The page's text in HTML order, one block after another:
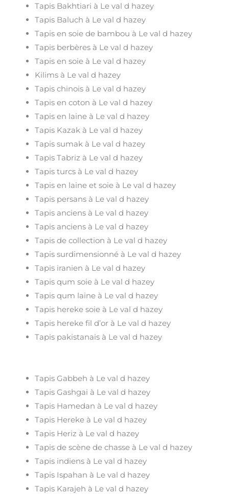
Tapis Bakhtiari à Le val d hazey
Tapis Baluch à Le val d hazey
Tapis en soie de bambou à Le val d hazey
Tapis berbères à Le val d hazey
Tapis en soie à Le val d hazey
Kilims à Le val d hazey
Tapis chinois à Le val d hazey
Tapis en coton à Le val d hazey
Tapis en laine à Le val d hazey
Tapis Kazak à Le val d hazey
Tapis sumak à Le val d hazey
Tapis Tabriz à Le val d hazey
Tapis turcs à Le val d hazey
Tapis en laine et soie à Le val d hazey
Tapis persans à Le val d hazey
Tapis anciens à Le val d hazey
Tapis anciens à Le val d hazey
Tapis de collection à Le val d hazey
Tapis surdimensionné à Le val d hazey
Tapis iranien à Le val d hazey
Tapis qum soie à Le val d hazey
Tapis qum laine à Le val d hazey
Tapis hereke soie à Le val d hazey
Tapis hereke fil d’or à Le val d hazey
Tapis pakistanais à Le val d hazey
Tapis Gabbeh à Le val d hazey
Tapis Gashgai à Le val d hazey
Tapis Hamedan à Le val d hazey
Tapis Hereke à Le val d hazey
Tapis Heriz à Le val d hazey
Tapis de scène de chasse à Le val d hazey
Tapis indiens à Le val d hazey
Tapis Ispahan à Le val d hazey
Tapis Karajeh à Le val d hazey